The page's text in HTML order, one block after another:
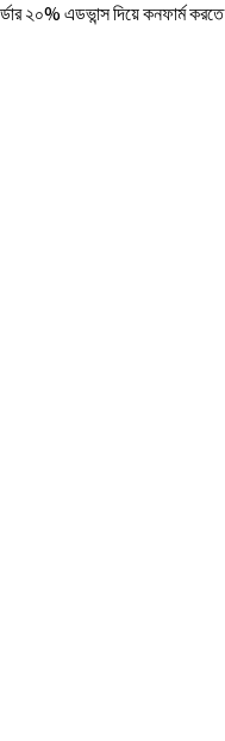
২০% এডভান্স দিয়ে কনফার্ম করতে